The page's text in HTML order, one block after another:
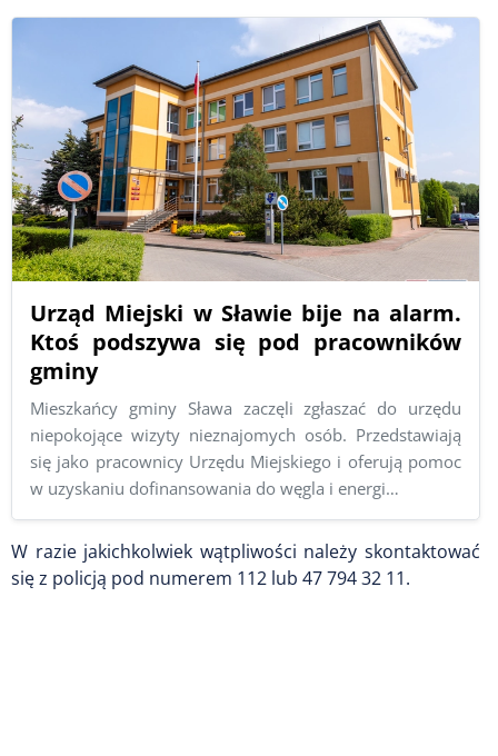
Urząd Miejski w Sławie bije na alarm.
Ktoś podszywa się pod pracowników
gminy
Mieszkańcy gminy Sława zaczęli zgłaszać do urzędu
niepokojące wizyty nieznajomych osób. Przedstawiają
się jako pracownicy Urzędu Miejskiego i oferują pomoc
w uzyskaniu dofinansowania do węgla i energi…
W razie jakichkolwiek wątpliwości należy skontaktować
się z policją pod numerem 112 lub 47 794 32 11.